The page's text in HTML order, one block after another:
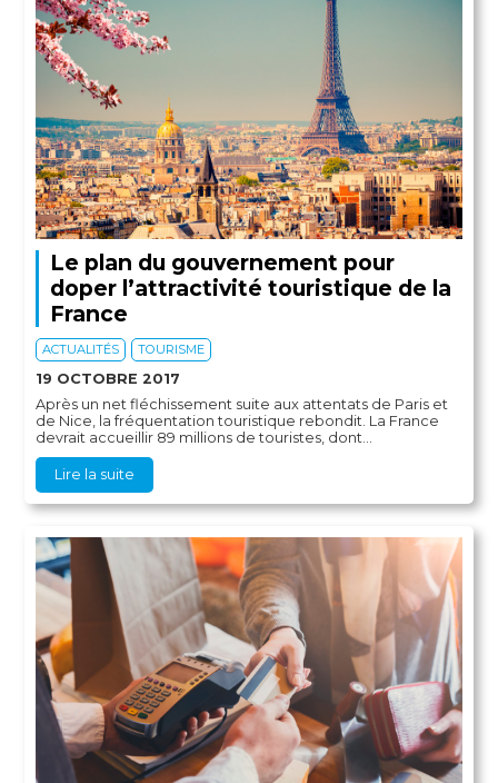
Le plan du gouvernement pour
doper l’attractivité touristique de la
France
ACTUALITÉS TOURISME
19 OCTOBRE 2017
Après un net fléchissement suite aux attentats de Paris et
de Nice, la fréquentation touristique rebondit. La France
devrait accueillir 89 millions de touristes, dont...
Lire la suite